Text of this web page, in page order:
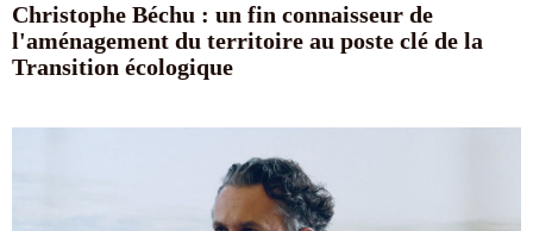
Christophe Béchu : un fin connaisseur de
l'aménagement du territoire au poste clé de la
Transition écologique